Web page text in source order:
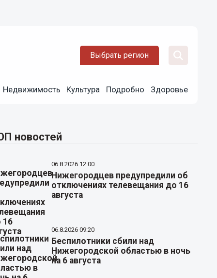
Выбрать регион
Недвижимость Культура Подробно Здоровье
новостей
06.8.2026 12:00
Нижегородцев предупредили об
отключениях телевещания до 16
августа
06.8.2026 09:20
Беспилотники сбили над
Нижегородской областью в ночь
на 6 августа